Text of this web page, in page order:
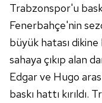
Trabzonspor'u
Fenerbahçe'nin
büyük hatası
sahaya çıkıp alan
Edgar ve Hugo
baskı hattı kırıldı.